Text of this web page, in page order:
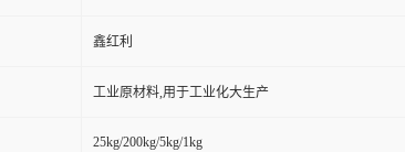
鑫红利
工业原材料,用于工业化大生产
25kg/200kg/5kg/1kg